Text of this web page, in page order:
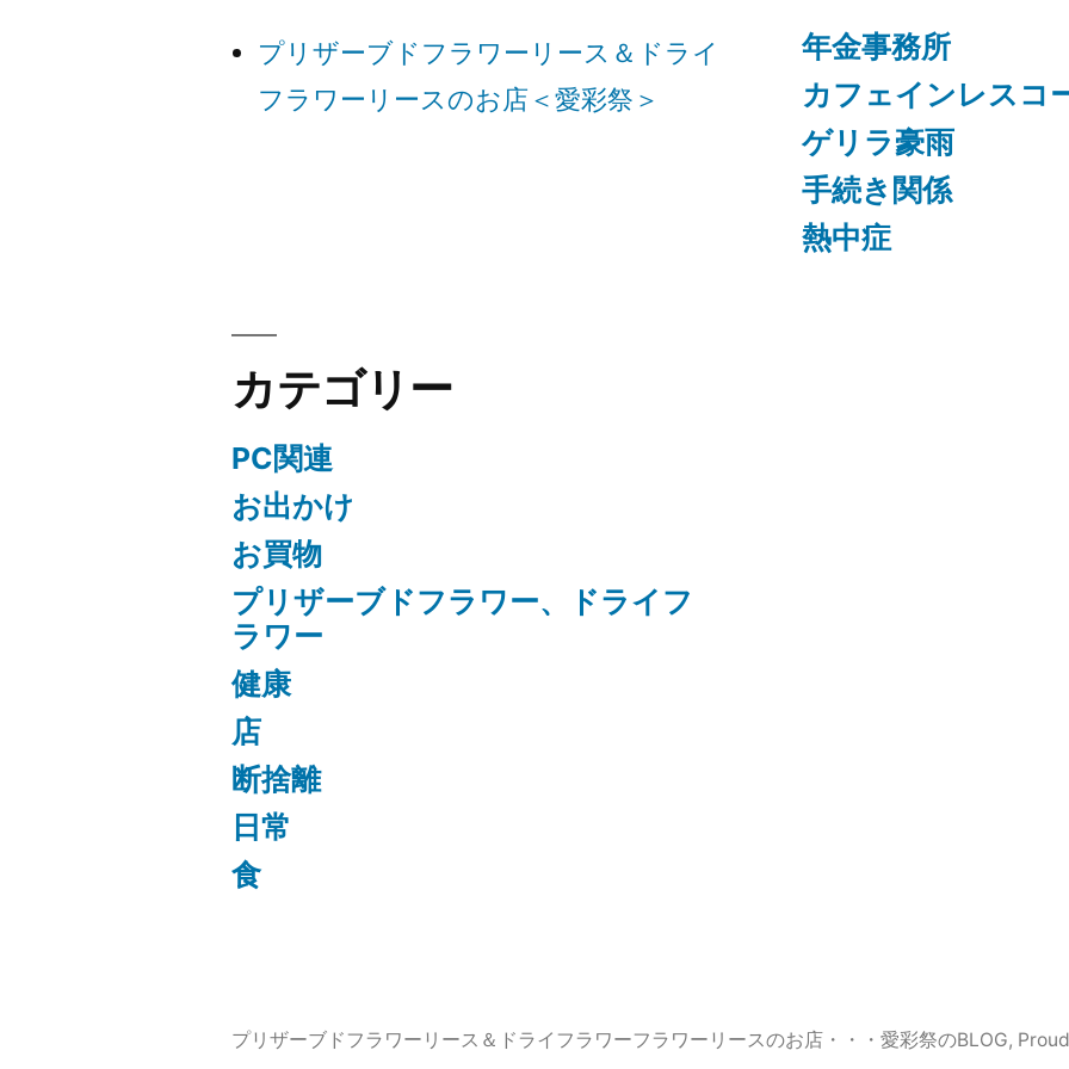
プリザーブドフラワーリース＆ドライ
フラワーリースのお店＜愛彩祭＞
年金事務所
カフェインレスコ
ゲリラ豪雨
手続き関係
熱中症
カテゴリー
PC関連
お出かけ
お買物
プリザーブドフラワー、ドライフ
ラワー
健康
店
断捨離
日常
食
プリザーブドフラワーリース＆ドライフラワーフラワーリースのお店・・・愛彩祭のBLOG,